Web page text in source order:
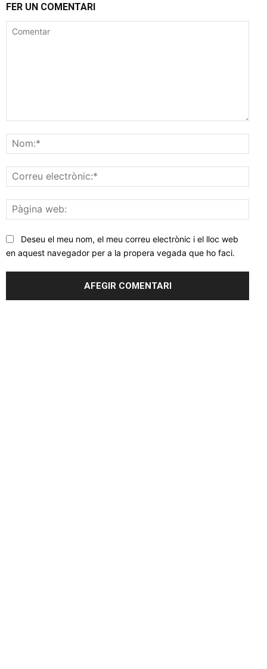
FER UN COMENTARI
web:
Deseu el meu nom, el meu correu electrònic i el lloc web
en aquest navegador per a la propera vegada que ho faci.